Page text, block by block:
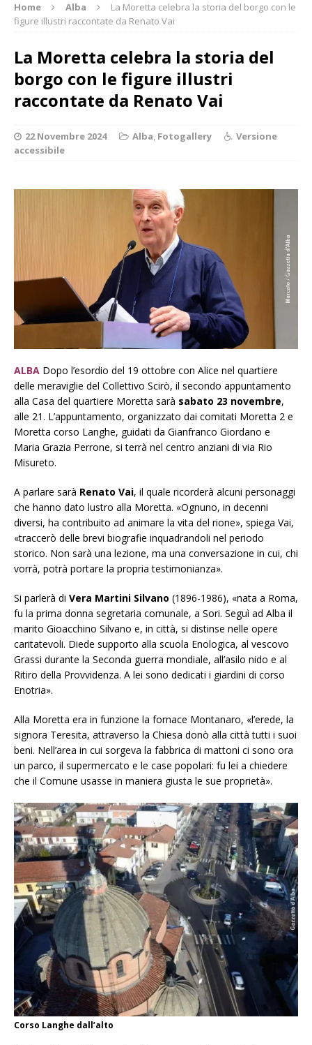
Home Alba
La Moretta celebra la storia del borgo con le
figure illustri raccontate da Renato Vai
La Moretta celebra la storia del
borgo con le figure illustri
raccontate da Renato Vai
22 Novembre 2024 Alba, Fotogallery
Versione
accessibile
ALBA Dopo l’esordio del 19 ottobre con Alice nel quartiere
delle meraviglie del Collettivo Scirò, il secondo appuntamento
alla Casa del quartiere Moretta sarà sabato 23 novembre,
alle 21. L’appuntamento, organizzato dai comitati Moretta 2 e
Moretta corso Langhe, guidati da Gianfranco Giordano e
Maria Grazia Perrone, si terrà nel centro anziani di via Rio
Misureto.
A parlare sarà Renato Vai, il quale ricorderà alcuni personaggi
che hanno dato lustro alla Moretta. «Ognuno, in decenni
diversi, ha contribuito ad animare la vita del rione», spiega Vai,
«traccerò delle brevi biografie inquadrandoli nel periodo
storico. Non sarà una lezione, ma una conversazione in cui, chi
vorrà, potrà portare la propria testimonianza».
Si parlerà di Vera Martini Silvano (1896-1986), «nata a Roma,
fu la prima donna segretaria comunale, a Sori. Seguì ad Alba il
marito Gioacchino Silvano e, in città, si distinse nelle opere
caritatevoli. Diede supporto alla scuola Enologica, al vescovo
Grassi durante la Seconda guerra mondiale, all’asilo nido e al
Ritiro della Provvidenza. A lei sono dedicati i giardini di corso
Enotria».
Alla Moretta era in funzione la fornace Montanaro, «l’erede, la
signora Teresita, attraverso la Chiesa donò alla città tutti i suoi
beni. Nell’area in cui sorgeva la fabbrica di mattoni ci sono ora
un parco, il supermercato e le case popolari: fu lei a chiedere
che il Comune usasse in maniera giusta le sue proprietà».
Corso Langhe dall’alto